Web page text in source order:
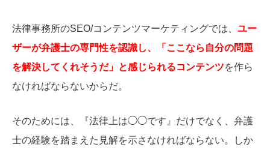
法律事務所のSEO/コンテンツマーケティングでは、 ユー
ザーが弁護士の専門性を認識し、「ここなら自分の問題
を解決してくれそうだ」と感じられるコンテンツを作ら
なければならないからだ。
そのためには、『法律上は◯◯です』だけでなく、弁護
士の経験を踏まえた見解を示さなければならない。しか